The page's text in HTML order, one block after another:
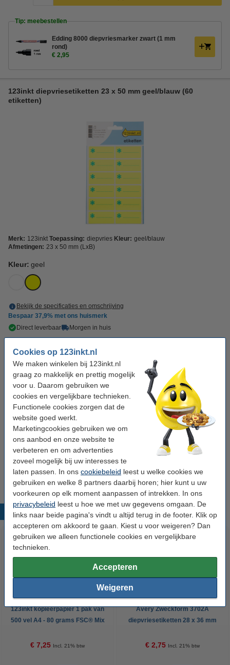
Cookies op 123inkt.nl
We maken winkelen bij 123inkt.nl
graag zo makkelijk en prettig mogelijk
voor u. Daarom gebruiken we
cookies en vergelijkbare technieken.
Functionele cookies zorgen dat de
website goed werkt.
Marketingcookies gebruiken we om
ons aanbod en onze website te
verbeteren en om advertenties
zoveel mogelijk bij uw interesses te
laten passen. In ons cookiebeleid leest u welke cookies we
gebruiken en welke 8 partners daarbij horen; hier kunt u uw
voorkeuren op elk moment aanpassen of intrekken. In ons
privacybeleid leest u hoe we met uw gegevens omgaan. De
links naar beide pagina's vindt u altijd terug in de footer. Klik op
accepteren om akkoord te gaan. Kiest u voor weigeren? Dan
gebruiken we alleen functionele cookies en vergelijkbare
technieken.
Accepteren
Weigeren
Tip: meebestellen
Edding 8000 diepvriesmarker zwart (1 mm
rond)
€ 2,95
123inkt diepvriesetiketten 23 x 50 mm geel/blauw (60
etiketten)
Merk: 123inkt Toepassing: diepvries Kleur: geel/blauw
Afmetingen: 23 x 50 mm (LxB)
Kleur: geel
Bekijk de specificaties en omschrijving
Bespaar 37,9% met ons huismerk
Direct leverbaar
Morgen in huis
€ 2,75
Winstpakker!
Aanbieding: 3x 123inkt diepvriesetiketten 23 x
50 mm geel/blauw (60 etiketten)
€ 7,95
Tip: meebestellen
Edding 8000 diepvriesmarker zwart (1 mm
rond)
€ 2,95
Populaire producten
123inkt kopieerpapier 1 pak van
500 vel A4 - 80 grams FSC® Mix
€ 7,25 Incl. 21% btw
Avery Zweckform 3702A
diepvriesetiketten 28 x 36 mm
€ 2,75 Incl. 21% btw